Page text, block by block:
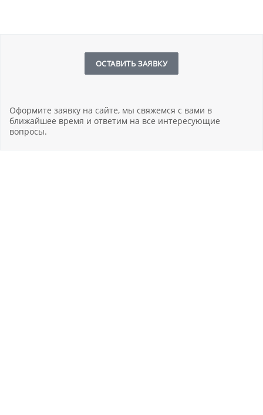
ОСТАВИТЬ ЗАЯВКУ
Оформите заявку на сайте, мы свяжемся с вами в
ближайшее время и ответим на все интересующие
вопросы.